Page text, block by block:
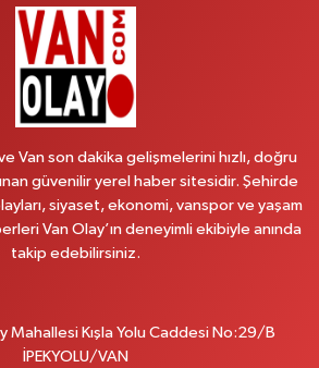
Yol Tarifi Al
CAD.NO:17B
Yol Tarifi Al
Van son dakika gelişmelerini hızlı, doğru
güvenilir yerel haber sitesidir. Şehirde
siyaset, ekonomi, vanspor ve yaşam
Van Olay’ın deneyimli ekibiyle anında
takip edebilirsiniz.
Mahallesi Kışla Yolu Caddesi No:29/B
İPEKYOLU/VAN